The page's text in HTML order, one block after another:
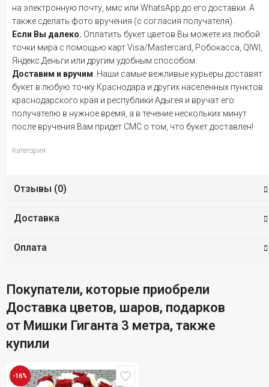
на электронную почту, ммс или WhatsApp до его доставки. А
также сделать фото вручения (с согласия получателя).
Если Вы далеко. Оплатить букет цветов Вы можете из любой
точки мира с помощью карт Visa/Mastercard, Робокасса, QIWI,
Яндекс.Деньги или другим удобным способом.
Доставим и вручим . Наши самые вежливые курьеры доставят
букет в любую точку Краснодара и других населенных пунктов
краснодарского края и республики Адыгея и вручат его
получателю в нужное время, а в течение нескольких минут
после вручения Вам придет СМС о том, что букет доставлен!
Категория:
Отзывы (0)
Доставка
Оплата
Покупатели, которые приобрели
Доставка цветов, шаров, подарков
от Мишки Гиганта 3 метра, также
купили
-16%